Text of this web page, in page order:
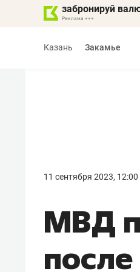
забронируй
Казань Закамье
11 сентября 2023, 12:00
МВД